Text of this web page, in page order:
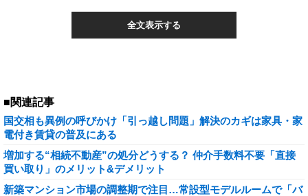
全文表示する
■関連記事
国交相も異例の呼びかけ「引っ越し問題」解決のカギは家具・家
電付き賃貸の普及にある
増加する“相続不動産”の処分どうする？ 仲介手数料不要「直接
買い取り」のメリット&デメリット
新築マンション市場の調整期で注目…常設型モデルルームで「バ